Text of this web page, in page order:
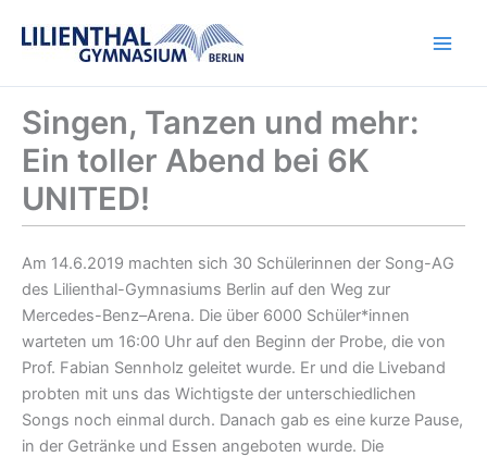
Inhalt
Singen, Tanzen und mehr:
Ein toller Abend bei 6K
UNITED!
Am 14.6.2019 machten sich 30 Schülerinnen der Song-AG
des Lilienthal-Gymnasiums Berlin auf den Weg zur
Mercedes-Benz–Arena. Die über 6000 Schüler*innen
warteten um 16:00 Uhr auf den Beginn der Probe, die von
Prof. Fabian Sennholz geleitet wurde. Er und die Liveband
probten mit uns das Wichtigste der unterschiedlichen
Songs noch einmal durch. Danach gab es eine kurze Pause,
in der Getränke und Essen angeboten wurde. Die